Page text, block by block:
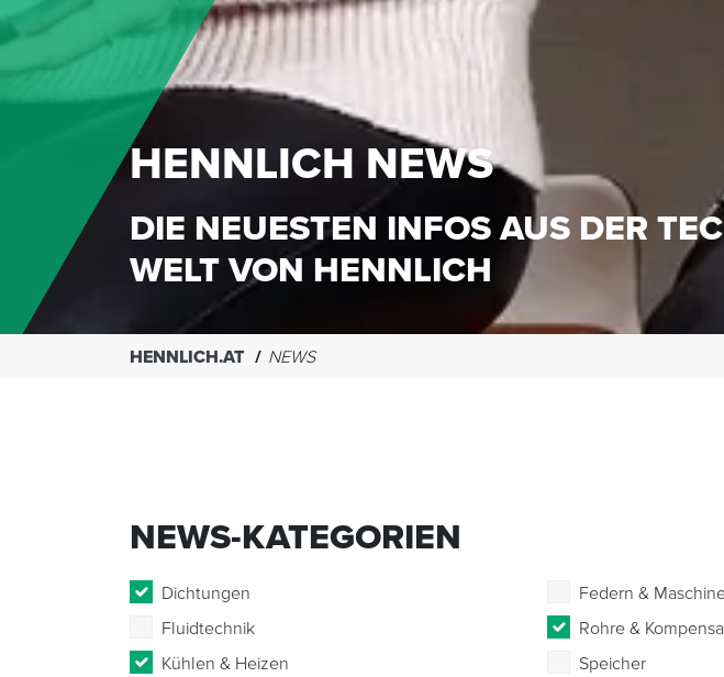
HENNLICH NEWS
DIE NEUESTEN INFOS AUS DER
WELT VON HENNLICH
HENNLICH.AT NEWS
NEWS-KATEGORIEN
Dichtungen Federn &
Fluidtechnik
Rohre &
Kühlen & Heizen
Speicher